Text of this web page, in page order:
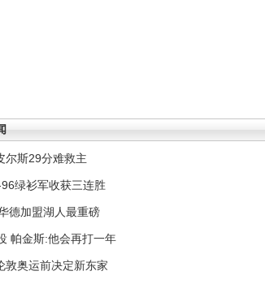
尔斯29分难救主
绿衫军收获三连胜
德加盟湖人最重磅
帕金斯:他会再打一年
敦奥运前决定新东家